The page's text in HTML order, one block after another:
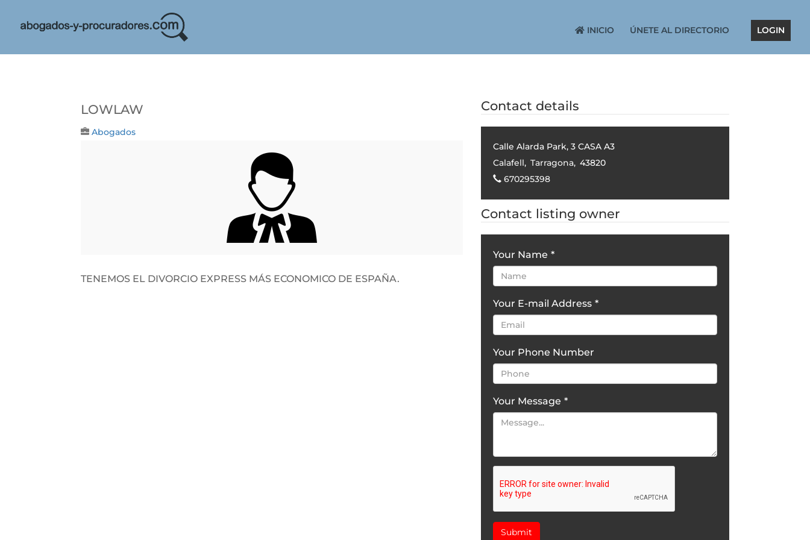
INICIO ÚNETE AL DIRECTORIO LOGIN
LOWLAW
Abogados
TENEMOS EL DIVORCIO EXPRESS MÁS ECONOMICO DE ESPAÑA.
Contact details
Calle Alarda Park, 3 CASA A3
Calafell, Tarragona, 43820
670295398
Contact listing owner
Your Name *
Your E-mail Address *
Your Phone Number
Your Message *
Submit